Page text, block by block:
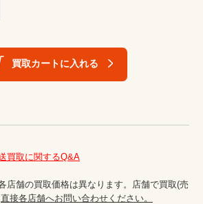
買取カートに入れる
買取に関するQ&A
店舗の買取価格は異なります。店舗で買取(売
直接各店舗へお問い合わせください。